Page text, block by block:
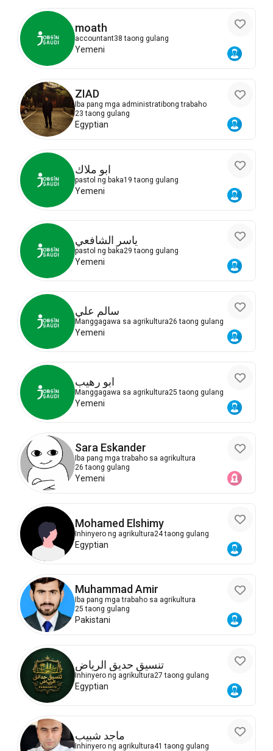
moath
accountant38 taong gulang
Yemeni
ZIAD
Iba pang mga administratibong trabaho
23 taong gulang
Egyptian
ابو ملاك
pastol ng baka19 taong gulang
Yemeni
ياسر الشافعي
pastol ng baka29 taong gulang
Yemeni
سالم علي
Manggagawa sa agrikultura26 taong gulang
Yemeni
ابو رهيب
Manggagawa sa agrikultura25 taong gulang
Yemeni
Sara Eskander
Iba pang mga trabaho sa agrikultura
26 taong gulang
Yemeni
Mohamed Elshimy
Inhinyero ng agrikultura24 taong gulang
Egyptian
Muhammad Amir
Iba pang mga trabaho sa agrikultura
25 taong gulang
Pakistani
تنسيق حديق الرياض
Inhinyero ng agrikultura27 taong gulang
Egyptian
ماجد شبيب
Inhinyero ng agrikultura41 taong gulang